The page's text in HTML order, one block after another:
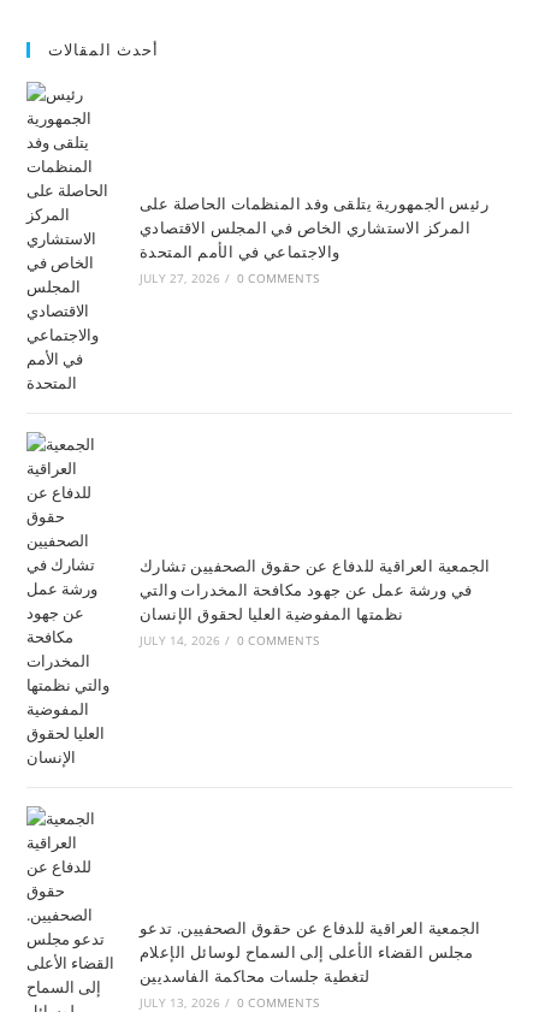
أحدث المقالات
رئيس الجمهورية يتلقى وفد المنظمات الحاصلة على
المركز الاستشاري الخاص في المجلس الاقتصادي
والاجتماعي في الأمم المتحدة
JULY 27, 2026 / 0 COMMENTS
الجمعية العراقية للدفاع عن حقوق الصحفيين تشارك
في ورشة عمل عن جهود مكافحة المخدرات والتي
JULY 14, 2026 / 0 COMMENTS
الجمعية العراقية للدفاع عن حقوق الصحفيين. تدعو
مجلس القضاء الأعلى إلى السماح لوسائل الإعلام
JULY 13, 2026 / 0 COMMENTS